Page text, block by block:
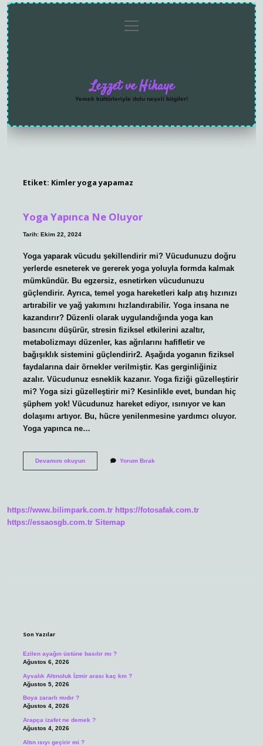
menüyü
aç
Lezzet ve Hikaye
Yemek kültürleriyle dolu neşeli bilgiler!
Etiket: Kimler yoga yapamaz
Yoga Yapınca Ne Oluyor
Tarih: Ekim 22, 2024
Yoga yaparak vücudu şekillendirir mi? Vücudunuzu doğru
yerlerde esneterek ve gererek yoga yoluyla formda kalmak
mümkündür. Bu egzersiz, esnetirken vücudunuzu
güçlendirir. Ayrıca, temel yoga hareketleri kalp atış hızınızı
artırabilir ve yağ yakımını hızlandırabilir. Yoga insana ne
kazandırır? Düzenli olarak uygulandığında yoga kan
basıncını düşürür, stresin fiziksel etkilerini azaltır,
metabolizmayı düzenler, kas ağrılarını hafifletir ve
bağışıklık sistemini güçlendirir2. Aşağıda yoganın fiziksel
faydalarına dair örnekler verilmiştir. Kas gerginliğiniz
azalır. Vücudunuz esneklik kazanır. Yoga fiziği güzelleştirir
mi? Yoga sizi güzelleştirir mi? Kesinlikle evet, bundan hiç
şüphem yok! Vücudunuz hareket ediyor, ısınıyor ve kan
dolaşımı artıyor. Bu, hücre yenilenmesine yardımcı oluyor.
Yoga yapınca ne…
Devamını okuyunYoga
Yorum Bırak
https://www.bilimpark.com.tr https://fotosafak.com.tr
https://essaosgb.com.tr Sitemap
Son Yazılar
Ezilen ayağın üstüne basılır mı ?
Ağustos 6, 2026
Ayvalık Altınoluk İzmir arası kaç km ?
Ağustos 5, 2026
Boya zararlı mıdır ?
Ağustos 4, 2026
Arapça izafet ne demek ?
Ağustos 4, 2026
Altın ısıyı geçirir mi ?